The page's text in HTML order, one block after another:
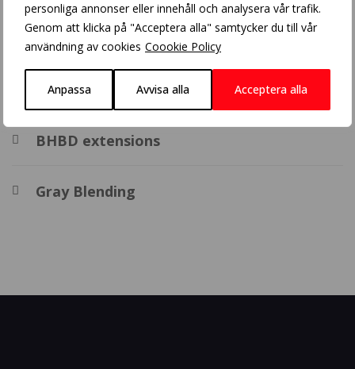
personliga annonser eller innehåll och analysera vår trafik.
Genom att klicka på "Acceptera alla" samtycker du till vår
användning av cookies Coookie Policy
Anpassa Avvisa alla Acceptera alla
Crazy Color
Balayage
BHBD extensions
Gray Blending